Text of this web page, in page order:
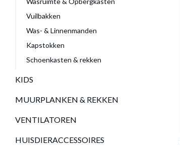
Vuilbakken
Was- & Linnenmanden
Kapstokken
Schoenkasten & rekken
KIDS
MUURPLANKEN & REKKEN
VENTILATOREN
HUISDIERACCESSOIRES